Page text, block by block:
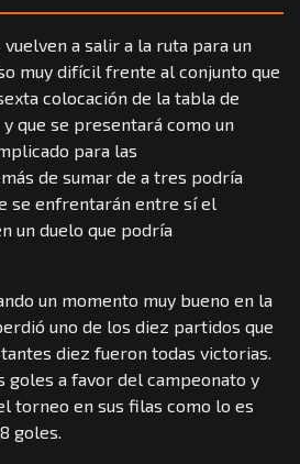
vuelven a salir a la ruta para un
muy difícil frente al conjunto que
colocación de la tabla de
que se presentará como un
para las
de sumar de a tres podría
se enfrentarán entre sí el
un duelo que podría
un momento muy bueno en la
uno de los diez partidos que
diez fueron todas victorias.
goles a favor del campeonato y
torneo en sus filas como lo es
goles.